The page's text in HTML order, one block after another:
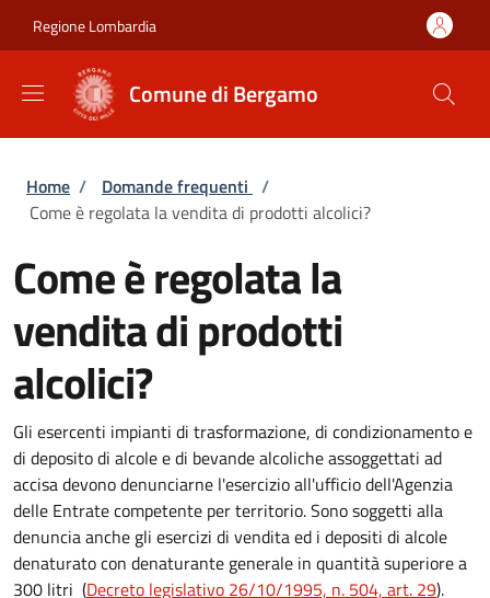
Regione Lombardia
Comune di Bergamo
Briciole di pane
Home / Domande frequenti /
Come è regolata la vendita di prodotti alcolici?
Come è regolata la
vendita di prodotti
alcolici?
Gli esercenti impianti di trasformazione, di condizionamento e
di deposito di alcole e di bevande alcoliche assoggettati ad
accisa devono denunciarne l'esercizio all'ufficio dell'Agenzia
delle Entrate competente per territorio. Sono soggetti alla
denuncia anche gli esercizi di vendita ed i depositi di alcole
denaturato con denaturante generale in quantità superiore a
300 litri (Decreto legislativo 26/10/1995, n. 504, art. 29).